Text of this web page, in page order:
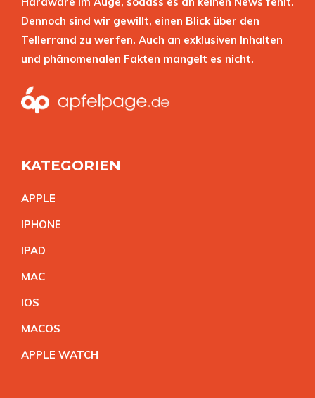
Dennoch sind wir gewillt, einen Blick über den
Tellerrand zu werfen. Auch an exklusiven Inhalten
und phänomenalen Fakten mangelt es nicht.
KATEGORIEN
APPLE
IPHONE
IPAD
MAC
IOS
MACOS
APPLE WATCH